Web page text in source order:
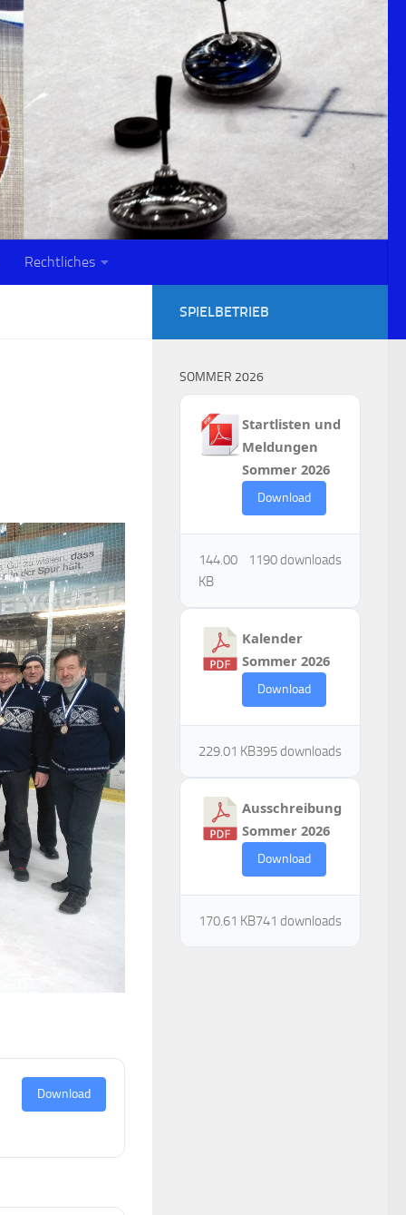
Rechtliches
Download
SPIELBETRIEB
SOMMER 2026
Startlisten und
Meldungen
Sommer 2026
Download
1190 downloads
144.00
KB
Kalender
Sommer 2026
Download
395 downloads
229.01 KB
Ausschreibung
Sommer 2026
Download
741 downloads
170.61 KB